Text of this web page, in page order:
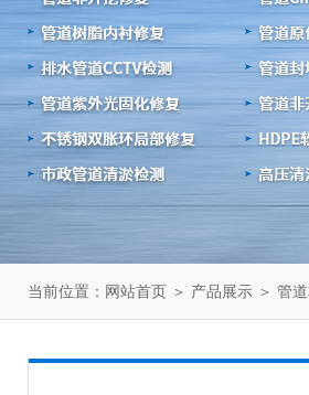
当前位置： 网站首页 ＞ 产品展示 ＞ 管